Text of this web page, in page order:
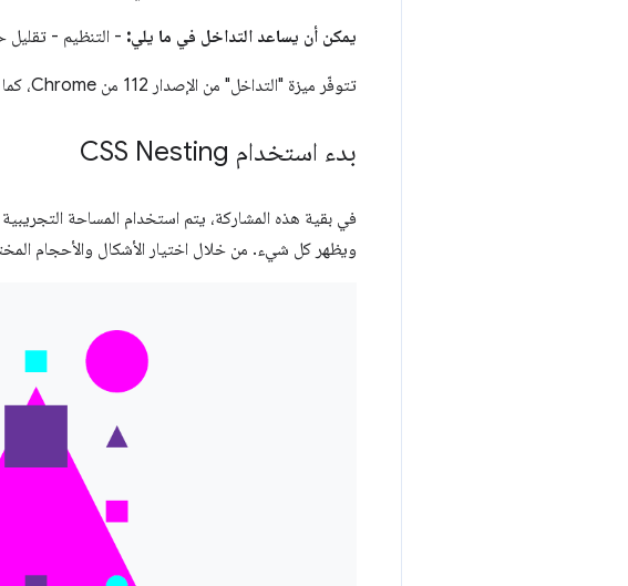
يمكن أن يساعد التداخل في ما يلي: - التنظيم - تقليل
تتوفّر ميزة "التداخل" من الإصدار 112 من Chrome، كما تتوفّر أيضًا
بدء استخدام CSS Nesting
في بقية هذه المشاركة، يتم استخدام المساحة
ويظهر كل شيء. من خلال اختيار الأشكال والأحجام